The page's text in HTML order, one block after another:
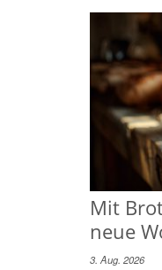
Mit
neue
3. Aug. 2026